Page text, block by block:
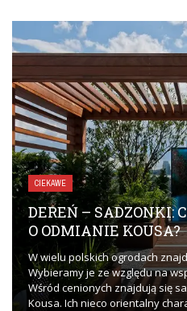
CIEKAWE
DEREŃ – SADZONKI:
O ODMIANIE KOUSA?
W wielu polskich ogrodach
Wybieramy je ze względu na
Wśród cenionych znajdują się
Kousa. Ich nieco orientalny